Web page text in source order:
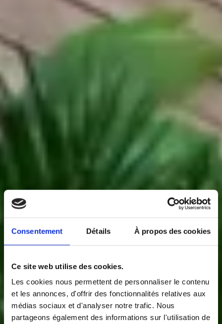
Consentement Détails À propos des cookies
Ce site web utilise des cookies.
Les cookies nous permettent de personnaliser le contenu
et les annonces, d'offrir des fonctionnalités relatives aux
médias sociaux et d'analyser notre trafic. Nous
partageons également des informations sur l'utilisation de